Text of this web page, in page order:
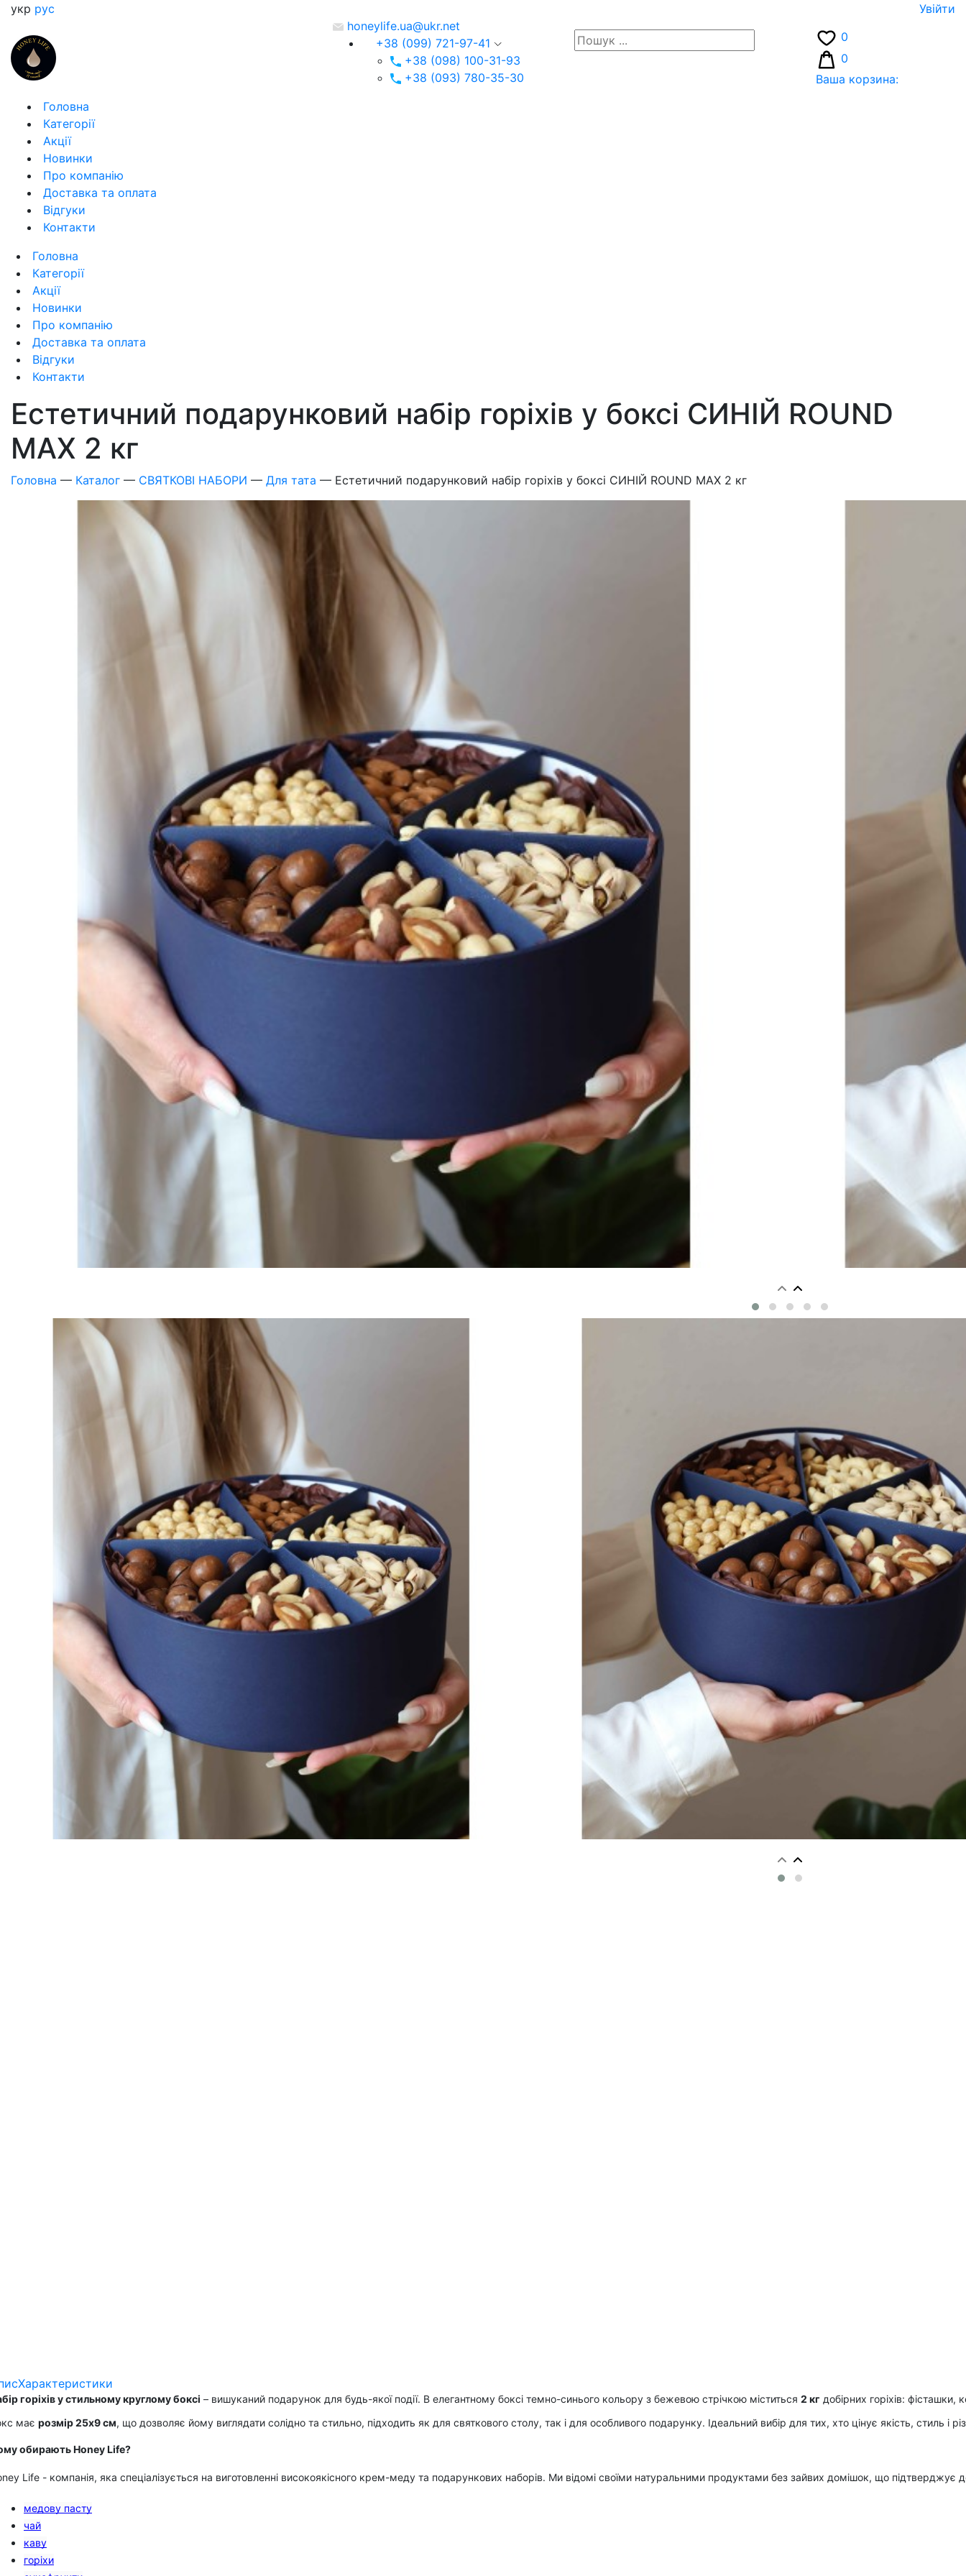
укр рус
Увiйти
honeylife.ua@ukr.net
+38 (099) 721-97-41
+38 (098) 100-31-93
+38 (093) 780-35-30
0
0
Ваша корзина:
Головна
Категорії
Акції
Новинки
Про компанію
Доставка та оплата
Відгуки
Контакти
Головна
Категорії
Акції
Новинки
Про компанію
Доставка та оплата
Відгуки
Контакти
Естетичний подарунковий набір горіхів у боксі СИНІЙ ROUND
MAX 2 кг
Головна — Каталог — СВЯТКОВІ НАБОРИ — Для тата — Естетичний подарунковий набір горіхів у боксі СИНІЙ ROUND MAX 2 кг
Характеристики
горіхів у стильному круглому боксі – вишуканий подарунок для будь-якої події. В елегантному боксі темно-синього кольору з бежевою стрічкою міститься 2 кг добірних горіхів:
має розмір 25х9 см, що дозволяє йому виглядати солідно та стильно, підходить як для святкового столу, так і для особливого подарунку. Ідеальний вибір для тих, хто цінує якість, стиль і
обирають Honey Life?
Life - компанія, яка спеціалізується на виготовленні високоякісного крем-меду та подарункових наборів. Ми відомі своїми натуральними продуктами без зайвих домішок, що
медову пасту
чай
каву
горіхи